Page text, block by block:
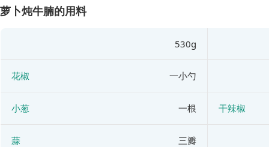
萝卜炖牛腩的用料
530g
花椒 一小勺
小葱 一根 干辣椒
蒜 三瓣